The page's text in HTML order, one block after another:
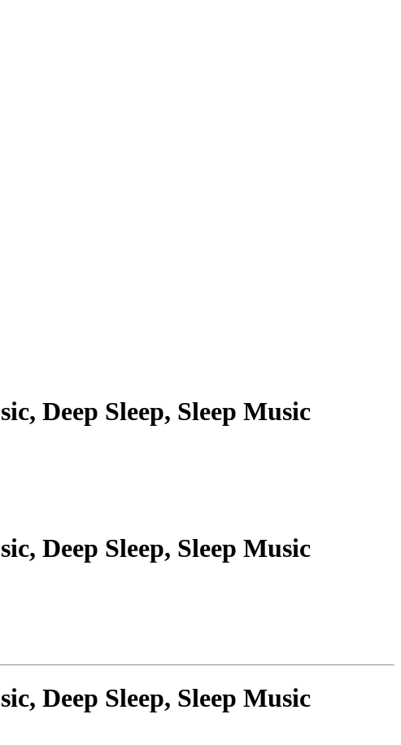
Deep Sleep, Sleep Music
Deep Sleep, Sleep Music
Deep Sleep, Sleep Music